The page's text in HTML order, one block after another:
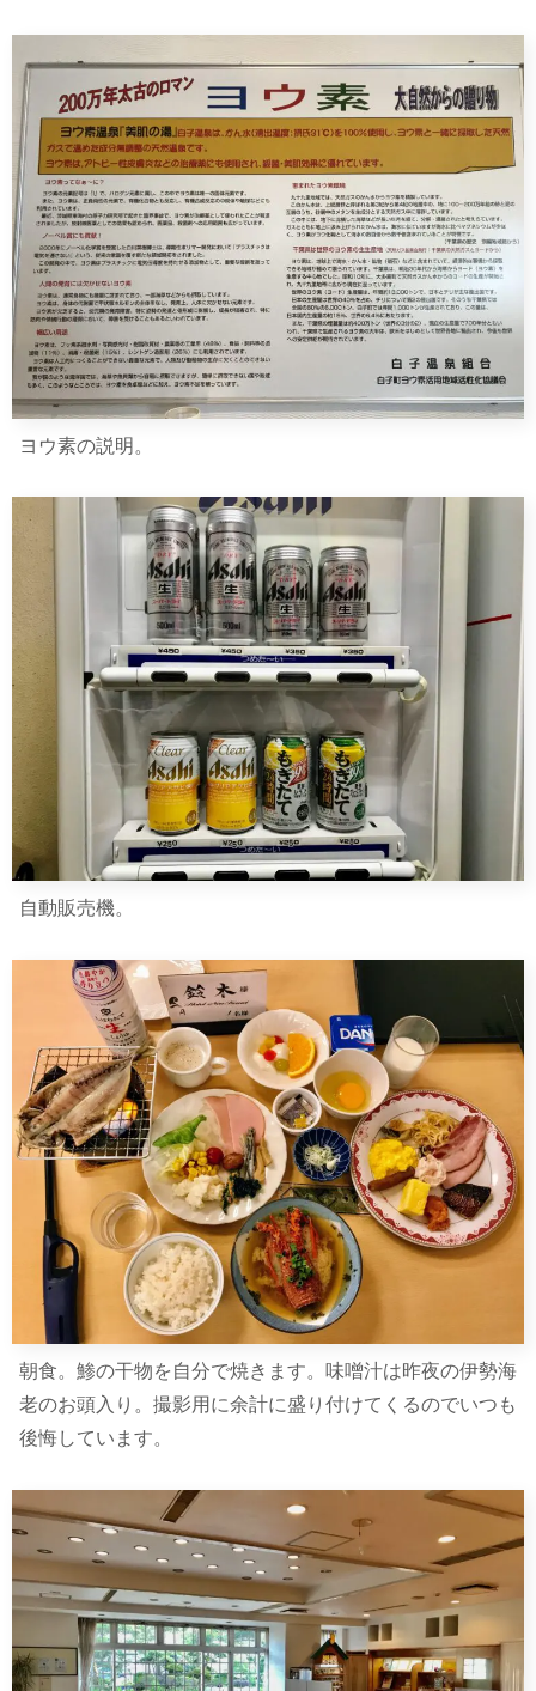
ヨウ素の説明。
自動販売機。
朝食。鯵の干物を自分で焼きます。味噌汁は昨夜の伊勢海
老のお頭入り。撮影用に余計に盛り付けてくるのでいつも
後悔しています。